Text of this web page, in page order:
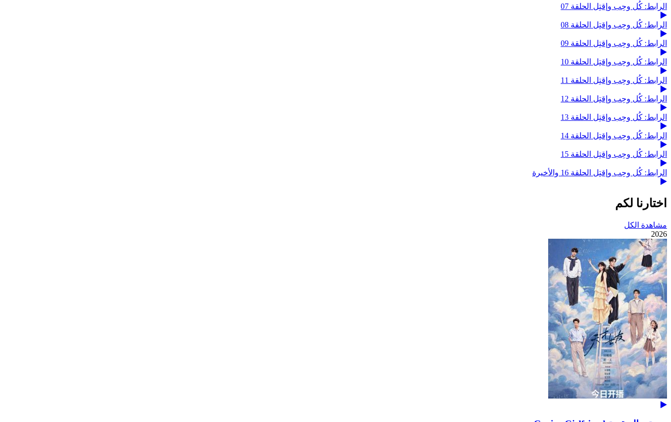
الرابط: كُل وحِب وإقتِل الحلقة 07
الرابط: كُل وحِب وإقتِل الحلقة 08
الرابط: كُل وحِب وإقتِل الحلقة 09
الرابط: كُل وحِب وإقتِل الحلقة 10
الرابط: كُل وحِب وإقتِل الحلقة 11
الرابط: كُل وحِب وإقتِل الحلقة 12
الرابط: كُل وحِب وإقتِل الحلقة 13
الرابط: كُل وحِب وإقتِل الحلقة 14
الرابط: كُل وحِب وإقتِل الحلقة 15
الرابط: كُل وحِب وإقتِل الحلقة 16 والأخيرة
اختارنا لكم
مشاهدة الكل
2026